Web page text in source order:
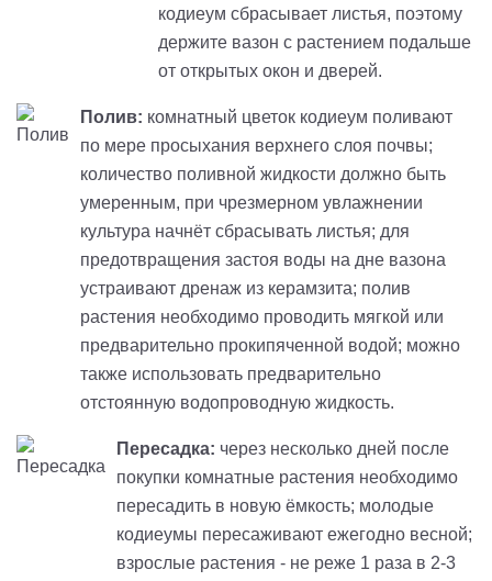
кодиеум сбрасывает листья, поэтому
держите вазон с растением подальше
от открытых окон и дверей.
Полив: комнатный цветок кодиеум поливают
по мере просыхания верхнего слоя почвы;
количество поливной жидкости должно быть
умеренным, при чрезмерном увлажнении
культура начнёт сбрасывать листья; для
предотвращения застоя воды на дне вазона
устраивают дренаж из керамзита; полив
растения необходимо проводить мягкой или
предварительно прокипяченной водой; можно
также использовать предварительно
отстоянную водопроводную жидкость.
Пересадка: через несколько дней после
покупки комнатные растения необходимо
пересадить в новую ёмкость; молодые
кодиеумы пересаживают ежегодно весной;
взрослые растения - не реже 1 раза в 2-3